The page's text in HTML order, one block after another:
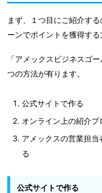
まず、１つ目にご紹介す
ーンでポイントを獲得する
「アメックスビジネスゴ
つの方法が有ります。
公式サイトで作る
オンライン上の紹介プ
アメックスの営業担
る
公式サイトで作る